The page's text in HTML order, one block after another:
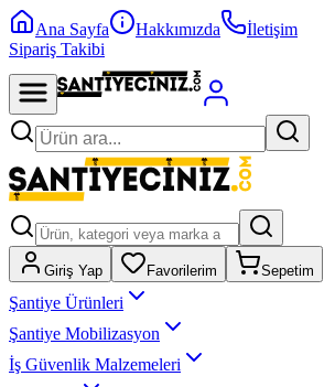
Ana Sayfa Hakkımızda
İletişim
Sipariş Takibi
Giriş Yap Favorilerim Sepetim
Şantiye Ürünleri
Şantiye Mobilizasyon
İş Güvenlik Malzemeleri